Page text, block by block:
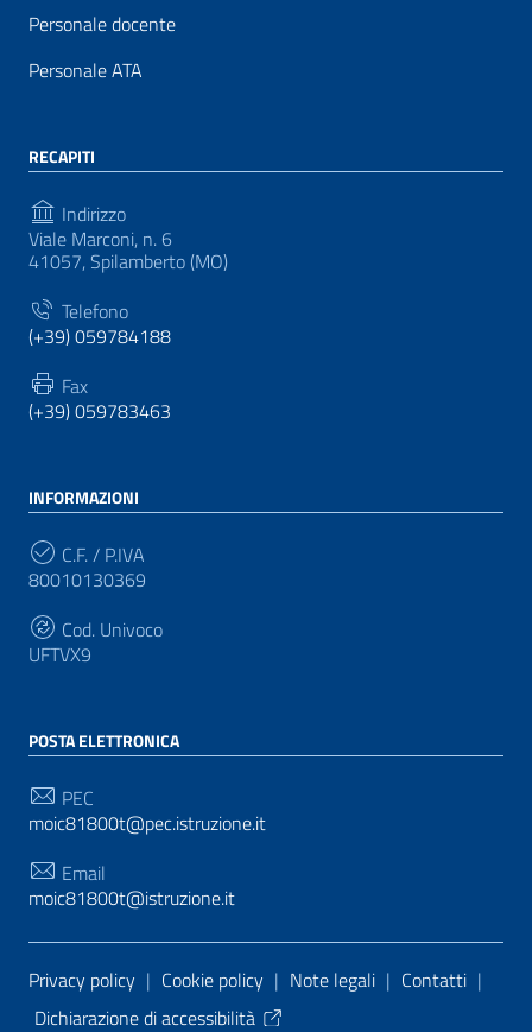
Personale docente
Personale ATA
RECAPITI
Indirizzo
Viale Marconi, n. 6
41057, Spilamberto (MO)
Telefono
(+39) 059784188
Fax
(+39) 059783463
INFORMAZIONI
C.F. / P.IVA
80010130369
Cod. Univoco
UFTVX9
POSTA ELETTRONICA
PEC
moic81800t@pec.istruzione.it
Email
moic81800t@istruzione.it
Sezione Link Utili
Privacy policy | Cookie policy | Note legali | Contatti |
Dichiarazione di accessibilità